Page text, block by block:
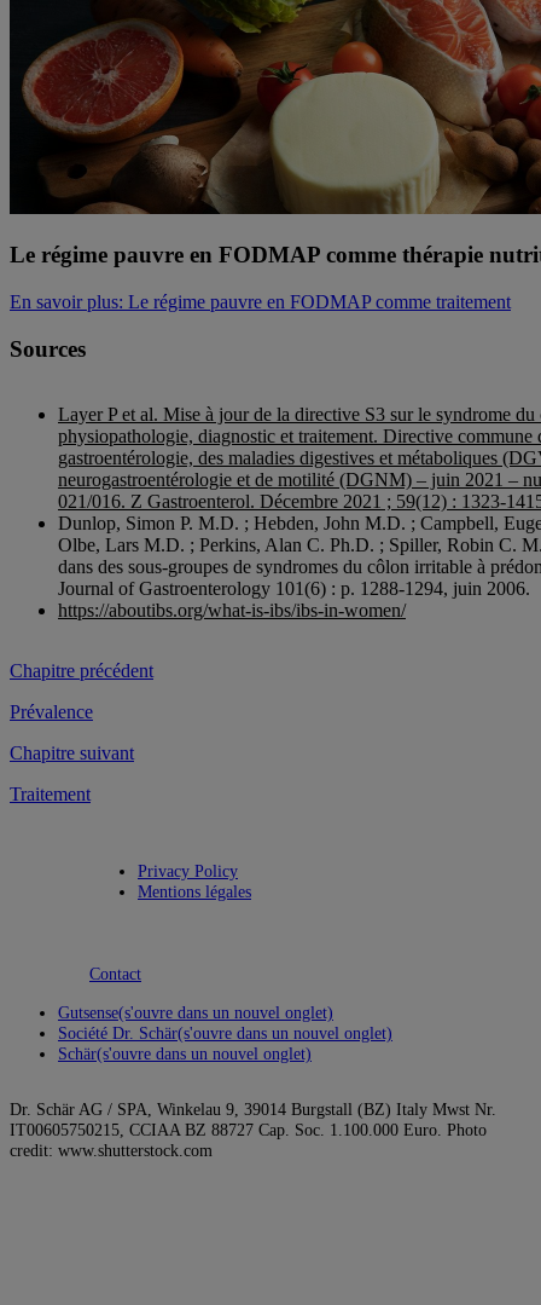
Le régime pauvre en FODMAP comme thérapie
En savoir plus: Le régime pauvre en FODMAP comme traitement
Sources
Layer P et al. Mise à jour de la directive S3 sur le syndrome
physiopathologie, diagnostic et traitement. Directive commune
gastroentérologie, des maladies digestives et métaboliques
neurogastroentérologie et de motilité (DGNM) – juin 2021 –
021/016. Z Gastroenterol. Décembre 2021 ; 59(12) : 1323-
Dunlop, Simon P. M.D. ; Hebden, John M.D. ; Campbell,
Olbe, Lars M.D. ; Perkins, Alan C. Ph.D. ; Spiller, Robin C.
dans des sous-groupes de syndromes du côlon irritable à
Journal of Gastroenterology 101(6) : p. 1288-1294, juin 2006.
https://aboutibs.org/what-is-ibs/ibs-in-women/
Chapitre précédent
Prévalence
Chapitre suivant
Traitement
Privacy Policy
Mentions légales
Contact
Gutsense(s'ouvre dans un nouvel onglet)
Société Dr. Schär(s'ouvre dans un nouvel onglet)
Schär(s'ouvre dans un nouvel onglet)
Dr. Schär AG / SPA, Winkelau 9, 39014 Burgstall (BZ) Italy Mwst Nr.
IT00605750215, CCIAA BZ 88727 Cap. Soc. 1.100.000 Euro. Photo
credit: www.shutterstock.com